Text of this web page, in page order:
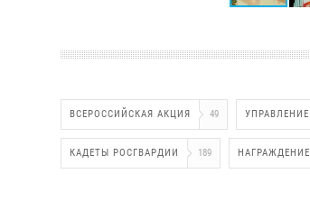
ВСЕРОССИЙСКАЯ АКЦИЯ 49 УПРАВЛЕНИЕ
КАДЕТЫ РОСГВАРДИИ 189 НАГРАЖДЕНИЕ